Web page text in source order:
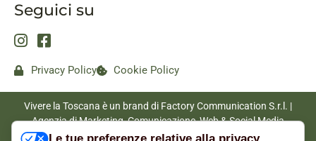
Seguici su
Privacy Policy Cookie Policy
Vivere la Toscana è un brand di Factory Communication S.r.l. |
Agenzia di Marketing, Comunicazione, Web & Social Media
|www.factorycommunication.it